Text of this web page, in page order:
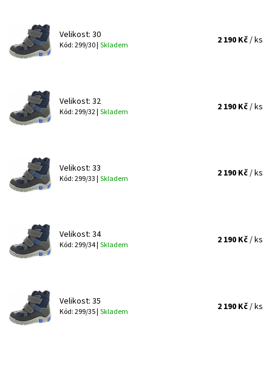
Velikost: 30
Kód: 299/30 | Skladem 2 190 Kč/ ks
Velikost: 32
Kód: 299/32 | Skladem 2 190 Kč/ ks
Velikost: 33
Kód: 299/33 | Skladem 2 190 Kč/ ks
Velikost: 34
Kód: 299/34 | Skladem 2 190 Kč/ ks
Velikost: 35
Kód: 299/35 | Skladem 2 190 Kč/ ks